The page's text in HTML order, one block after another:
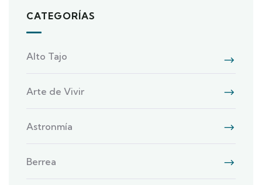
CATEGORÍAS
Alto Tajo
Arte de Vivir
Astronmía
Berrea